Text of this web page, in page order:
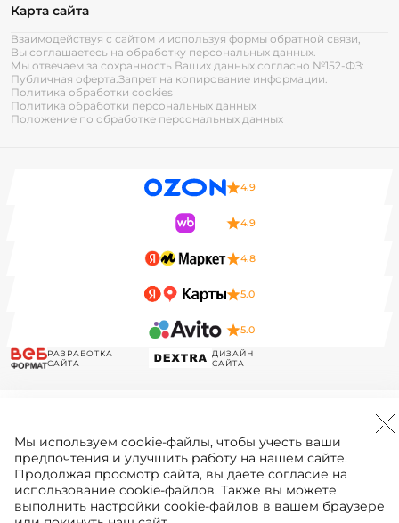
Карта сайта
Взаимодействуя с сайтом и используя формы обратной связи,
Вы соглашаетесь на обработку персональных данных.
Мы отвечаем за сохранность Ваших данных согласно №152-ФЗ:
Публичная оферта.Запрет на копирование информации.
Политика обработки cookies
Политика обработки персональных данных
Положение по обработке персональных данных
4.9
4.9
4.8
5.0
5.0
РАЗРАБОТКА
САЙТА
ДИЗАЙН
САЙТА
Мы используем cookie-файлы, чтобы учесть ваши
предпочтения и улучшить работу на нашем сайте.
Продолжая просмотр сайта, вы даете согласие на
использование cookie-файлов. Также вы можете
выполнить настройки cookie-файлов в вашем браузере